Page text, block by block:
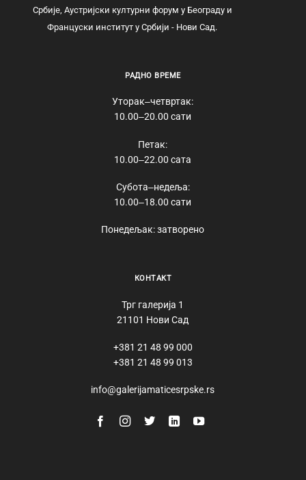
Србије, Аустријски културни форум у Београду и
Француски институт у Србији - Нови Сад.
РАДНО ВРЕМЕ
Уторак‒четвртак:
10.00‒20.00 сати
Петак:
10.00‒22.00 сата
Субота‒недеља:
10.00‒18.00 сати
Понедељак: затворено
КОНТАКТ
Трг галерија 1
21101 Нови Сад
+381 21 48 99 000
+381 21 48 99 013
info@galerijamaticesrpske.rs